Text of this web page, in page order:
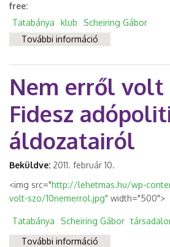
free:
Tatabánya
klub
Scheiring Gábor
További információ
kapcsolatosan
Nem erről volt
Fidesz
áldozatairól
Beküldve: 2011. február 10.
<img src="http://lehetmas.hu/wp-
volt-szo/10nemerrol.jpg" width="500">
Tatabánya Scheiring Gábor
További információ